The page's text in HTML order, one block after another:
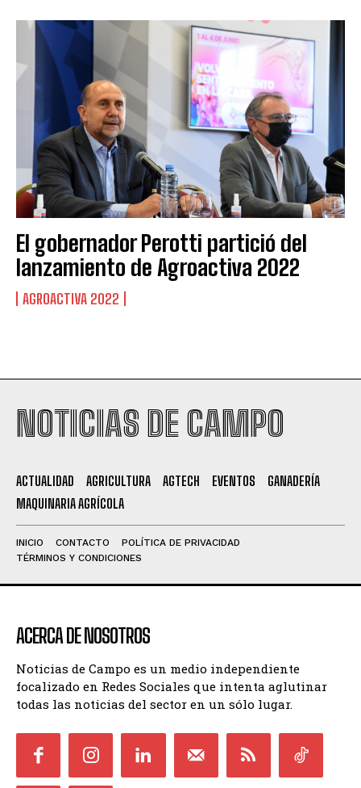
El gobernador Perotti partició del
lanzamiento de Agroactiva 2022
AGROACTIVA 2022
NOTICIAS DE CAMPO
ACTUALIDAD AGRICULTURA AGTECH EVENTOS
GANADERÍA
MAQUINARIA AGRÍCOLA
INICIO CONTACTO
POLÍTICA DE PRIVACIDAD
TÉRMINOS Y CONDICIONES
ACERCA DE NOSOTROS
Noticias de Campo es un medio independiente
focalizado en Redes Sociales que intenta aglutinar
todas las noticias del sector en un sólo lugar.